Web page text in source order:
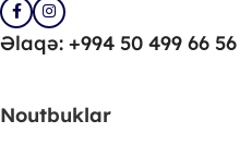
Əlaqə: +994 50 499 66 56
Noutbuklar